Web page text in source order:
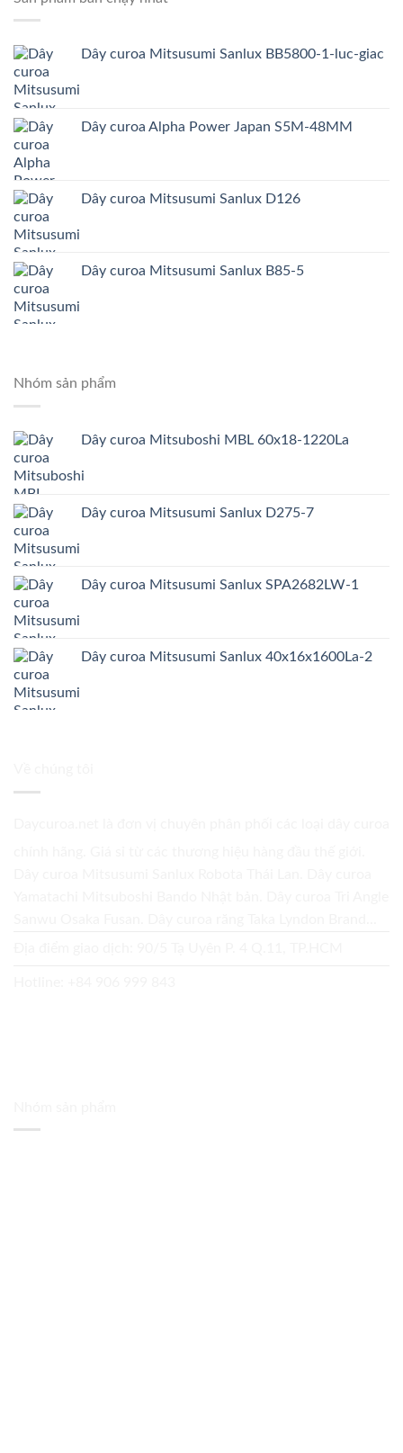
Dây curoa Mitsusumi Sanlux BB5800-1-luc-giac
Dây curoa Alpha Power Japan S5M-48MM
Dây curoa Mitsusumi Sanlux D126
Dây curoa Mitsusumi Sanlux B85-5
Nhóm sản phẩm
Dây curoa Mitsuboshi MBL 60x18-1220La
Dây curoa Mitsusumi Sanlux D275-7
Dây curoa Mitsusumi Sanlux SPA2682LW-1
Dây curoa Mitsusumi Sanlux 40x16x1600La-2